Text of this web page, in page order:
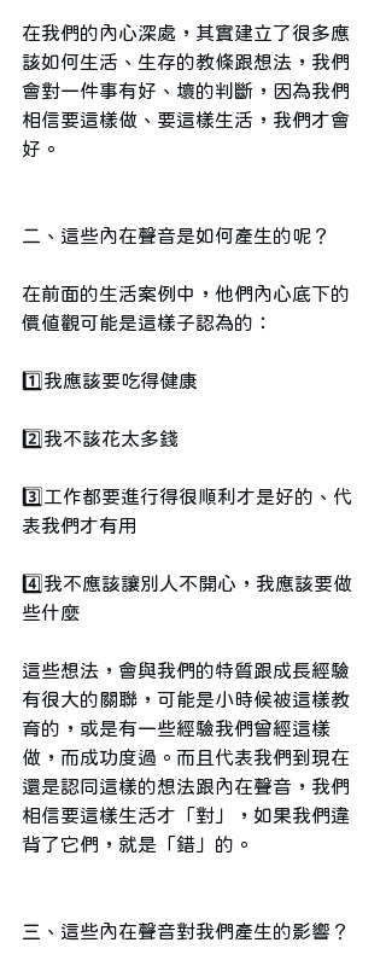
在我們的內心深處，其實建立了很多應
該如何生活、生存的教條跟想法，我們
會對一件事有好、壞的判斷，因為我們
相信要這樣做、要這樣生活，我們才會
好。
二、這些內在聲音是如何產生的呢？
在前面的生活案例中，他們內心底下的
價值觀可能是這樣子認為的：
1️⃣我應該要吃得健康
2️⃣我不該花太多錢
3️⃣工作都要進行得很順利才是好的、代
表我們才有用
4️⃣我不應該讓別人不開心，我應該要做
些什麼
這些想法，會與我們的特質跟成長經驗
有很大的關聯，可能是小時候被這樣教
育的，或是有一些經驗我們曾經這樣
做，而成功度過。而且代表我們到現在
還是認同這樣的想法跟內在聲音，我們
相信要這樣生活才「對」，如果我們違
背了它們，就是「錯」的。
三、這些內在聲音對我們產生的影響？